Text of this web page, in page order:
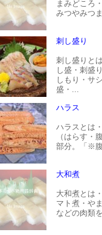
まみどころ
みつやみつ
刺し盛り
刺し盛りと
し盛・刺盛
しもり・サ
盛・...
ハラス
ハラスとは
（はらす・
部分。「※腹
大和煮
大和煮とは
マト煮・や
などの肉類